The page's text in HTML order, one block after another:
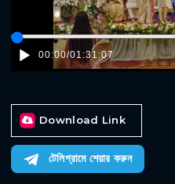
00:00/01:31:07
Download Link
টেলিগ্রামে শেয়ার করুন